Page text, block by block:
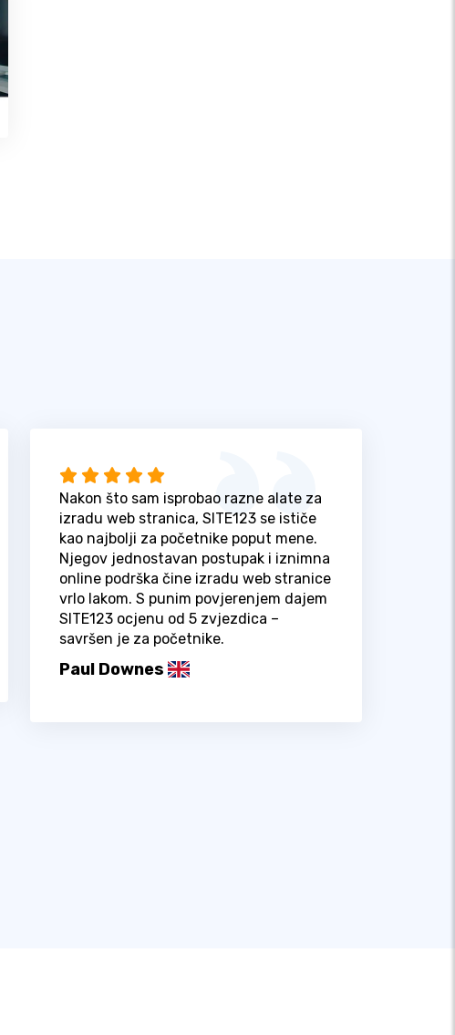
Nakon što sam isprobao razne alate za
izradu web stranica, SITE123 se ističe
kao najbolji za početnike poput mene.
Njegov jednostavan postupak i iznimna
online podrška čine izradu web stranice
vrlo lakom. S punim povjerenjem dajem
SITE123 ocjenu od 5 zvjezdica –
savršen je za početnike.
Paul Downes